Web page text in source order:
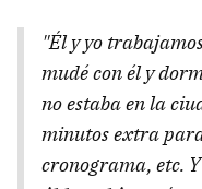
"Él y yo
mudé con él y
no estaba en la
minutos extra
cronograma, etc. Y